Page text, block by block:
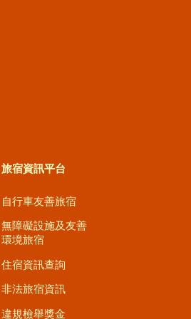
旅宿資訊平台
自行車友善旅宿
無障礙設施及友善
環境旅宿
住宿資訊查詢
非法旅宿資訊
違規檢舉獎金